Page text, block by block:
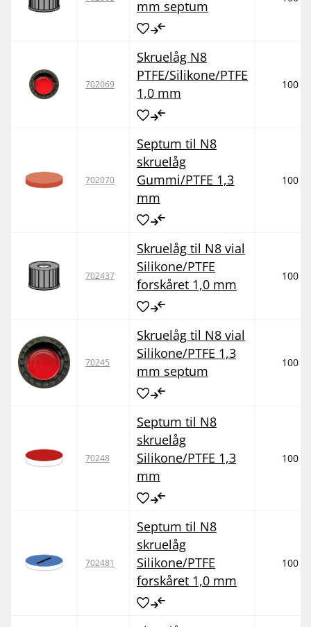
mm septum
702069
Skruelåg N8
PTFE/Silikone/PTFE
1,0 mm
100
702070
Septum til N8
skruelåg
Gummi/PTFE 1,3
mm
100
702437
Skruelåg til N8 vial
Silikone/PTFE
forskåret 1,0 mm
100
70245
Skruelåg til N8 vial
Silikone/PTFE 1,3
mm septum
100
70248
Septum til N8
skruelåg
Silikone/PTFE 1,3
mm
100
702481
Septum til N8
skruelåg
Silikone/PTFE
forskåret 1,0 mm
100